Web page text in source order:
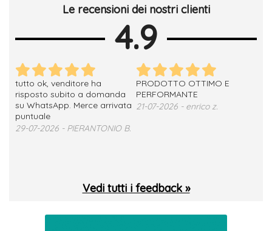
Le recensioni dei nostri clienti
4.9
tutto ok, venditore ha
risposto subito a domanda
su WhatsApp. Merce arrivata
puntuale
29-07-2026 - PIERANTONIO B.
PRODOTTO OTTIMO E
PERFORMANTE
21-07-2026 - enrico z.
Vedi tutti i feedback »